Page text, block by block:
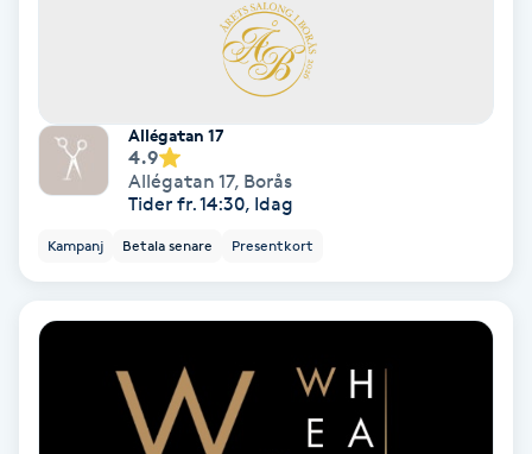
Hälsprickor
Idrottsmassage
IPL hårborttagning
Allégatan 17
4.9
Allégatan 17, Borås
Tider fr. 14:30, Idag
Kampanj Betala senare Presentkort